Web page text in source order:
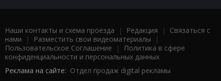
Наши контакты и схема проезда | Редакция | Связаться с
нами | Разместить свои видеоматериалы |
Пользовательское Соглашение |
Политика в сфере
конфиденциальности и персональных данных
Реклама на сайте: Отдел продаж digital рекламы